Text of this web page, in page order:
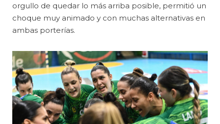
orgullo de quedar lo más arriba posible, permitió un
choque muy animado y con muchas alternativas en
ambas porterías.